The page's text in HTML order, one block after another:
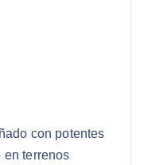
con potentes
en terrenos